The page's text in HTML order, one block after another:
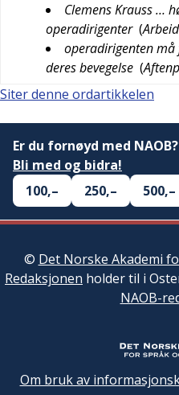
Clemens Krauss …
operadirigenter (
operadirigenten må
deres bevegelse (
Siter denne ordartikkelen
Er du fornøyd med NAOB?
Bli med og bidra!
100,–
250,– 500,–
© Det Norske Akademi
Redaksjonen holder til i
NAOB-
Om bruk av